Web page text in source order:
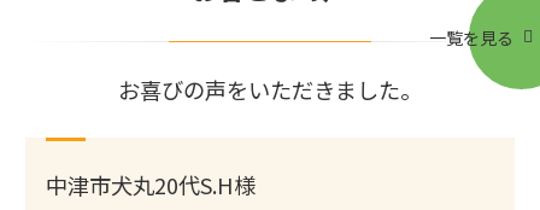
お喜びの声をいただきました。
一覧を見る
中津市犬丸20代S.H様